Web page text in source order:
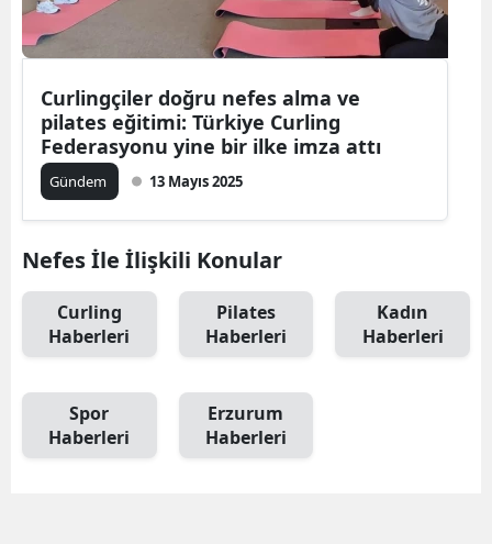
Curlingçiler doğru nefes alma ve
pilates eğitimi: Türkiye Curling
Federasyonu yine bir ilke imza attı
Gündem 13 Mayıs 2025
Nefes İle İlişkili Konular
Curling
Haberleri
Pilates
Haberleri
Kadın
Haberleri
Spor
Haberleri
Erzurum
Haberleri